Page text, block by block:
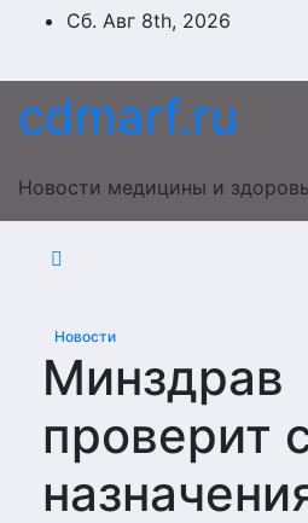
ПерейтиСб. Авг 8th, 2026
cdmarf.ru
Новости медицины и
Новости
Минздрав
проверит